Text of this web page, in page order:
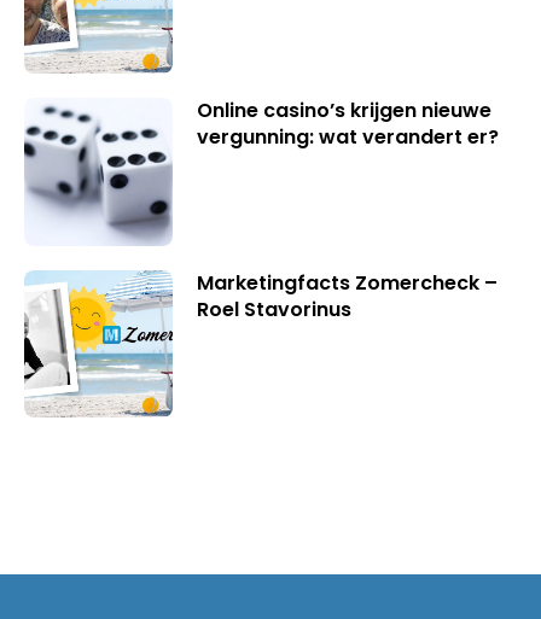
Online casino’s krijgen nieuwe
vergunning: wat verandert er?
Marketingfacts Zomercheck –
Roel Stavorinus